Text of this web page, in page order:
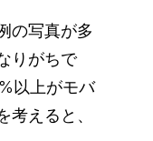
の写真が多
りがちで
以上がモバ
考えると、